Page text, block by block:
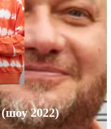
2022)